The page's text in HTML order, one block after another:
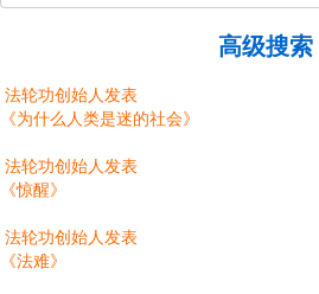
高级搜索
法轮功创始人发表
《为什么人类是迷的社会》
法轮功创始人发表
《惊醒》
法轮功创始人发表
《法难》